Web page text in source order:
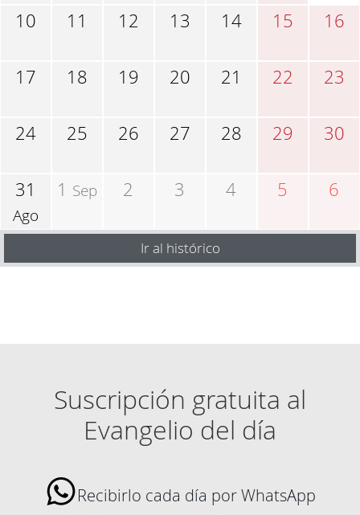
10 11 12 13 14 15 16
17 18 19 20 21 22 23
24 25 26 27 28 29 30
31
Ago
1 Sep 2 3 4 5 6
Ir al histórico
Suscripción gratuita al
Evangelio del día
Recibirlo cada día por WhatsApp